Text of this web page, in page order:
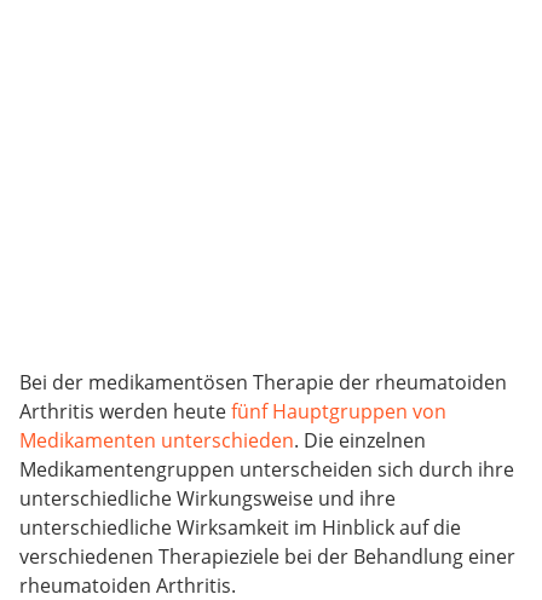
Bei der medikamentösen Therapie der rheumatoiden
Arthritis werden heutefünf Hauptgruppen von
Medikamenten unterschieden. Die einzelnen
Medikamentengruppen unterscheiden sich durch ihre
unterschiedliche Wirkungsweise und ihre
unterschiedliche Wirksamkeit im Hinblick auf die
verschiedenen Therapieziele bei der Behandlung einer
rheumatoiden Arthritis.